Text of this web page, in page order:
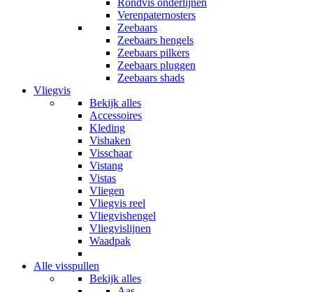
Rondvis onderlijnen
Verenpaternosters
Zeebaars
Zeebaars hengels
Zeebaars pilkers
Zeebaars pluggen
Zeebaars shads
Vliegvis
Bekijk alles
Accessoires
Kleding
Vishaken
Visschaar
Vistang
Vistas
Vliegen
Vliegvis reel
Vliegvishengel
Vliegvislijnen
Waadpak
Alle visspullen
Bekijk alles